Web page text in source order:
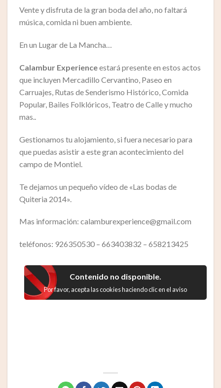
Vente y disfruta de la gran boda del año, no faltará
música, comida ni buen ambiente.
En un Lugar de La Mancha…
Calambur Experienceestará presente en estos actos
que incluyen Mercadillo Cervantino, Paseo en
Carruajes, Rutas de Senderismo Histórico, Comida
Popular, Bailes Folklóricos, Teatro de Calle y mucho
mas..
Gestionamos tu alojamiento, si fuera necesario para
que puedas asistir a este gran acontecimiento del
campo de Montiel.
Te dejamos un pequeño vídeo de «Las bodas de
Quiteria 2014».
Mas información: calamburexperience@gmail.com
teléfonos: 926350530 – 663403832 – 658213425
Contenido no disponible.
Por favor, acepta las cookies haciendo clic en el aviso